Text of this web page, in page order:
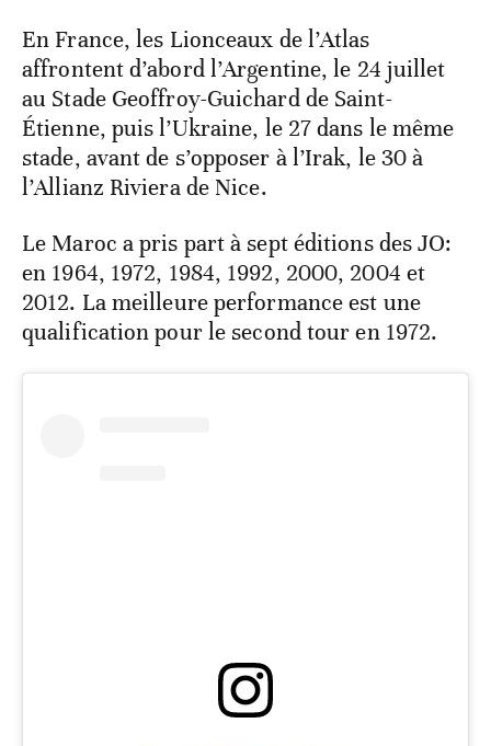
En France, les Lionceaux de l’Atlas
affrontent d’abord l’Argentine, le 24 juillet
au Stade Geoffroy-Guichard de Saint-
Étienne, puis l’Ukraine, le 27 dans le même
stade, avant de s’opposer à l’Irak, le 30 à
l’Allianz Riviera de Nice.
Le Maroc a pris part à sept éditions des JO:
en 1964, 1972, 1984, 1992, 2000, 2004 et
2012. La meilleure performance est une
qualification pour le second tour en 1972.